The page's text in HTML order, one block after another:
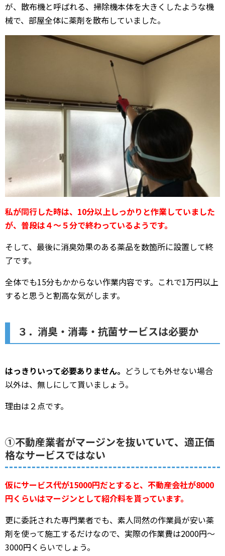
が、散布機と呼ばれる、掃除機本体を大きくしたような機
械で、部屋全体に薬剤を散布していました。
私が同行した時は、10分以上しっかりと作業していました
が、普段は４～５分で終わっているようです。
そして、最後に消臭効果のある薬品を数箇所に設置して終
了です。
全体でも15分もかからない作業内容です。これで1万円以上
すると思うと割高な気がします。
３．消臭・消毒・抗菌サービスは必要か
はっきりいって必要ありません。 どうしても外せない場合
以外は、無しにして貰いましょう。
理由は２点です。
①不動産業者がマージンを抜いていて、適正価
格なサービスではない
仮にサービス代が15000円だとすると、不動産会社が8000
円くらいはマージンとして紹介料を貰っています。
更に委託された専門業者でも、素人同然の作業員が安い薬
剤を使って施工するだけなので、実際の作業費は2000円～
3000円くらいでしょう。